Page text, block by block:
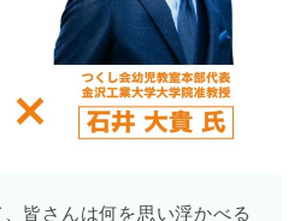
、皆さんは何を思い浮かべる